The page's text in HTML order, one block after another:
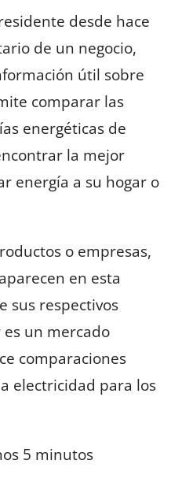
desde hace
de un negocio,
útil sobre
comparar las
energéticas de
la mejor
energía a su hogar o
o empresas,
en esta
sus respectivos
es un mercado
comparaciones
electricidad para los
5 minutos